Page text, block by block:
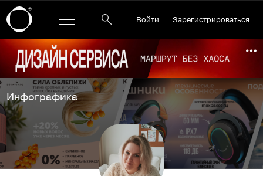
Войти Зарегистрироваться
Ссылка баннера
Инфографика